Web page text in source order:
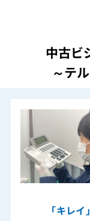
中古ビ
～テ
「キレ